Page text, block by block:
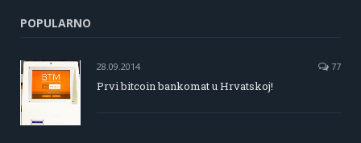
POPULARNO
28.09.2014 77
Prvi bitcoin bankomat u Hrvatskoj!